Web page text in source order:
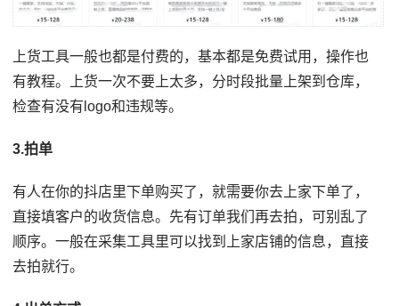
上货工具一般也都是付费的，基本都是免费试用，操作也
有教程。上货一次不要上太多，分时段批量上架到仓库，
检查有没有logo和违规等。
3.拍单
有人在你的抖店里下单购买了，就需要你去上家下单了，
直接填客户的收货信息。先有订单我们再去拍，可别乱了
顺序。一般在采集工具里可以找到上家店铺的信息，直接
去拍就行。